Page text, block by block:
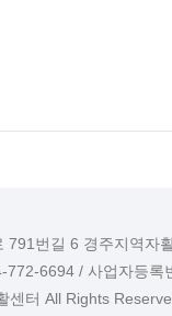
791번길 6 경주지역자
772-6694 / 사업자등록
터 All Rights